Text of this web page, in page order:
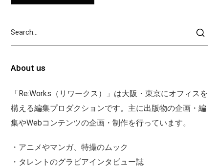
About us
「Re:Works（リワークス）」は大阪・東京にオフィスを
構える編集プロダクションです。主に出版物の企画・編
集やWebコンテンツの企画・制作を行っています。
・アニメやマンガ、特撮のムック
・タレントのグラビアインタビュー誌